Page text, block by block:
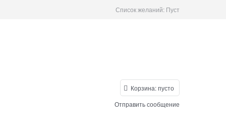
Список желаний: Пуст
Корзина:пусто
Отправить сообщение